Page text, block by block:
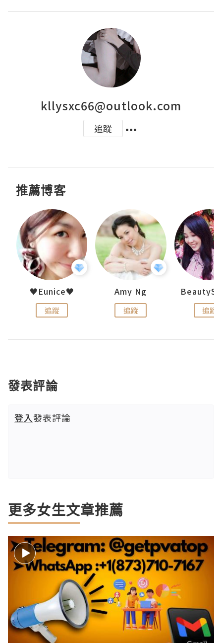
kllysxc66@outlook.com
追蹤
推薦博客
♥Eunice♥
追蹤
Amy Ng
追蹤 追蹤
發表評論
登入發表評論
更多女生文章推薦